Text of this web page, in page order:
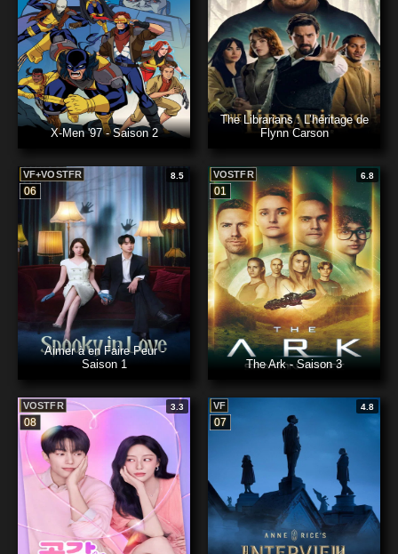
X-Men '97 - Saison 2
The Librarians : L’héritage de
Flynn Carson
VF+VOSTFR 8.5
06
Aimer à en Faire Peur -
Saison 1
VOSTFR 6.8
01
The Ark - Saison 3
VOSTFR 3.3
08
VF 4.8
07